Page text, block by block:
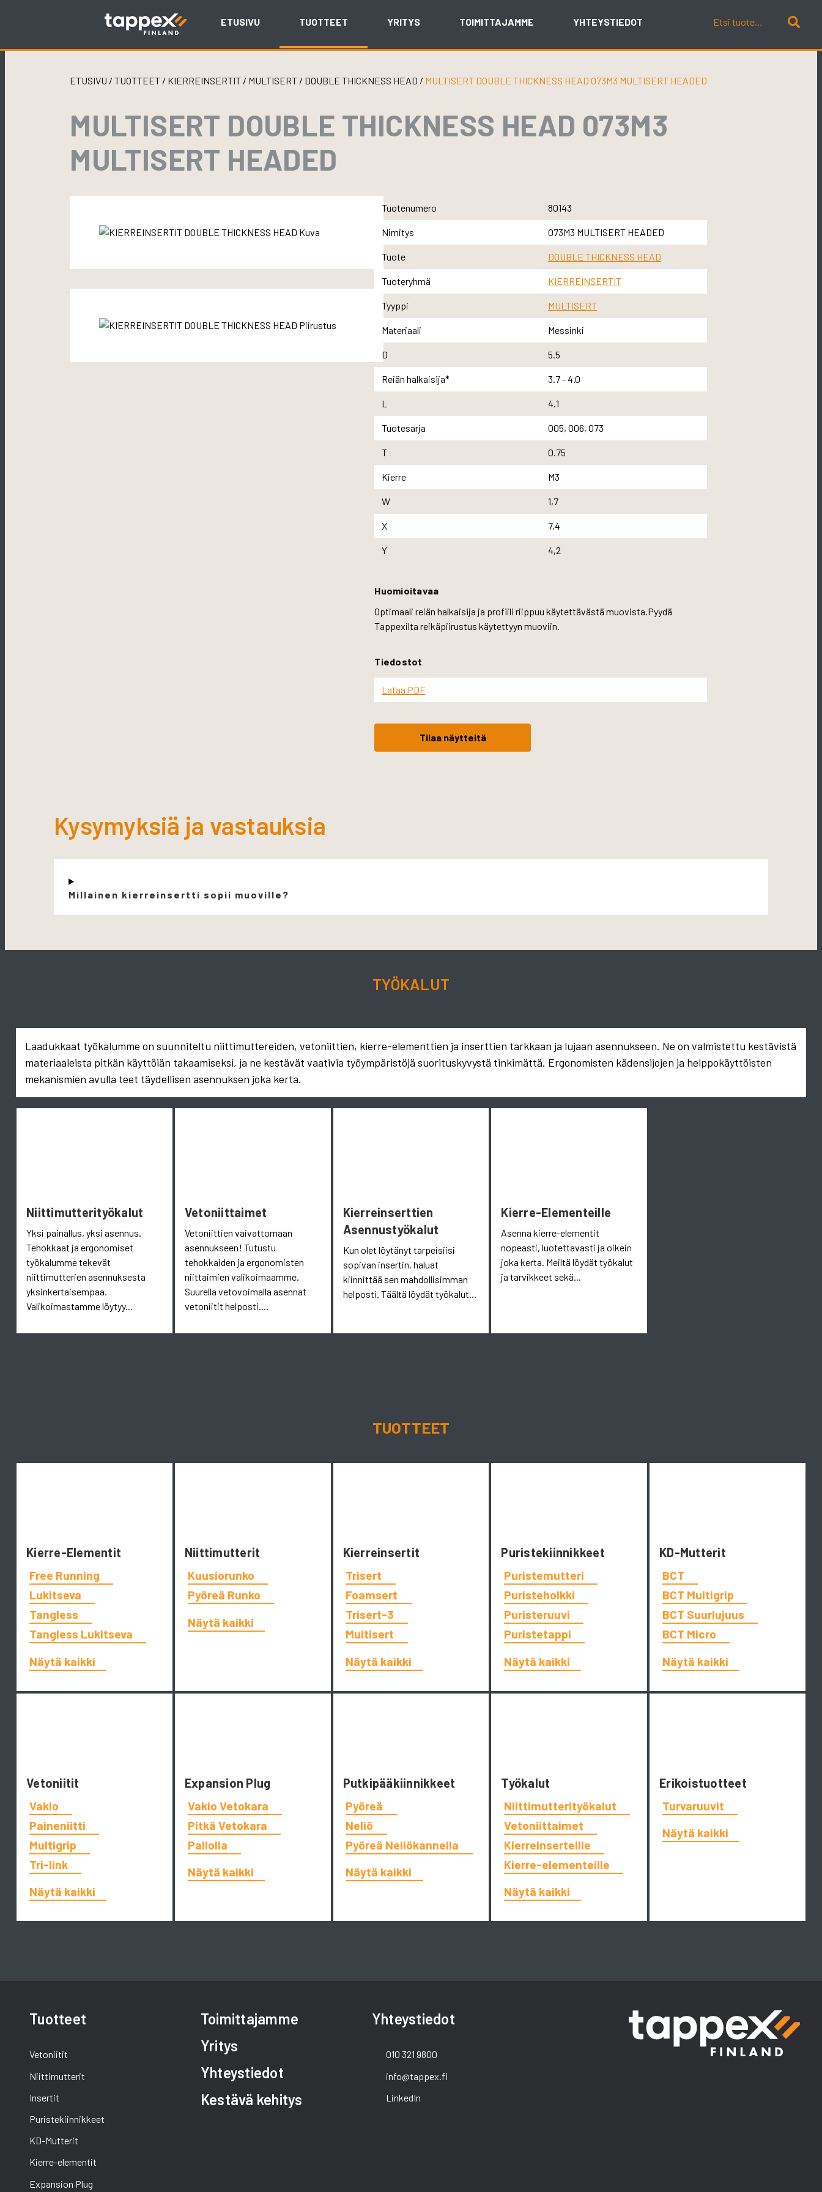
ETUSIVU TUOTTEET YRITYS TOIMITTAJAMME YHTEYSTIEDOT
ETUSIVU /TUOTTEET / KIERREINSERTIT / MULTISERT / DOUBLE THICKNESS HEAD / MULTISERT DOUBLE THICKNESS HEAD 073M3 MULTISERT HEADED
MULTISERT DOUBLE THICKNESS HEAD 073M3
MULTISERT HEADED
Tuotenumero 80143
Nimitys 073M3 MULTISERT HEADED
Tuote DOUBLE THICKNESS HEAD
Tuoteryhmä KIERREINSERTIT
Tyyppi MULTISERT
Materiaali Messinki
D 5.5
Reiän halkaisija* 3.7 - 4.0
L 4.1
Tuotesarja 005, 006, 073
T 0.75
Kierre M3
W 1,7
X 7,4
Y 4,2
Huomioitavaa
Optimaali reiän halkaisija ja profiili riippuu käytettävästä muovista.Pyydä
Tappexilta reikäpiirustus käytettyyn muoviin.
Tiedostot
Lataa PDF
Tilaa näytteitä
Kysymyksiä ja vastauksia
Millainen kierreinsertti sopii muoville?
TYÖKALUT
Laadukkaat työkalumme on suunniteltu niittimuttereiden, vetoniittien, kierre-elementtien ja inserttien tarkkaan ja lujaan asennukseen. Ne on valmistettu kestävistä
materiaaleista pitkän käyttöiän takaamiseksi, ja ne kestävät vaativia työympäristöjä suorituskyvystä tinkimättä. Ergonomisten kädensijojen ja helppokäyttöisten
mekanismien avulla teet täydellisen asennuksen joka kerta.
Niittimutterityökalut
Yksi painallus, yksi asennus.
Tehokkaat ja ergonomiset
työkalumme tekevät
niittimutterien asennuksesta
yksinkertaisempaa.
Valikoimastamme löytyy...
Vetoniittaimet
Vetoniittien vaivattomaan
asennukseen! Tutustu
tehokkaiden ja ergonomisten
niittaimien valikoimaamme.
Suurella vetovoimalla asennat
vetoniitit helposti....
Kierreinserttien
Asennustyökalut
Kun olet löytänyt tarpeisiisi
sopivan insertin, haluat
kiinnittää sen mahdollisimman
helposti. Täältä löydät työkalut...
Kierre-Elementeille
Asenna kierre-elementit
nopeasti, luotettavasti ja oikein
joka kerta. Meiltä löydät työkalut
ja tarvikkeet sekä...
TUOTTEET
Kierre-Elementit
Free Running
Lukitseva
Tangless
Tangless Lukitseva
Näytä kaikki
Niittimutterit
Kuusiorunko
Pyöreä Runko
Näytä kaikki
Kierreinsertit
Trisert
Foamsert
Trisert-3
Multisert
Näytä kaikki
Puristekiinnikkeet
Puristemutteri
Puristeholkki
Puristeruuvi
Puristetappi
Näytä kaikki
KD-Mutterit
BCT
BCT Multigrip
BCT Suurlujuus
BCT Micro
Näytä kaikki
Vetoniitit
Vakio
Paineniitti
Multigrip
Tri-link
Näytä kaikki
Expansion Plug
Vakio Vetokara
Pitkä Vetokara
Pallolla
Näytä kaikki
Putkipääkiinnikkeet
Pyöreä
Neliö
Pyöreä Neliökannella
Näytä kaikki
Työkalut
Niittimutterityökalut
Vetoniittaimet
Kierreinserteille
Kierre-elementeille
Näytä kaikki
Erikoistuotteet
Turvaruuvit
Näytä kaikki
Tuotteet
Vetoniitit
Niittimutterit
Insertit
Puristekiinnikkeet
KD-Mutterit
Kierre-elementit
Expansion Plug
Toimittajamme
Yritys
Yhteystiedot
Kestävä kehitys
Yhteystiedot
010 321 9800
info@tappex.fi
LinkedIn